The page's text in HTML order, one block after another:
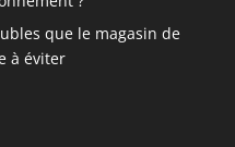
que le magasin de
à éviter